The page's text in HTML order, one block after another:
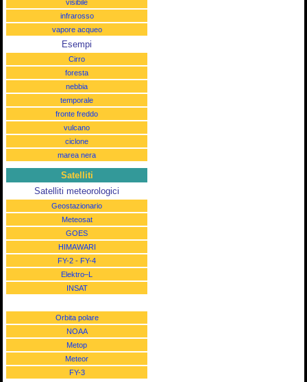
visibile
infrarosso
vapore acqueo
Esempi
Cirro
foresta
nebbia
temporale
fronte freddo
vulcano
ciclone
marea nera
Satelliti
Satelliti meteorologici
Geostazionario
Meteosat
GOES
HIMAWARI
FY-2 - FY-4
Elektro–L
INSAT
Orbita polare
NOAA
Metop
Meteor
FY-3